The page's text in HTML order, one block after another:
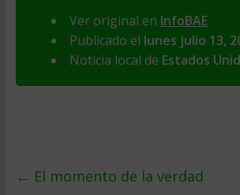
Ver original en InfoBAE
Publicado el lunes julio 13,
Noticia local de Estados
← El momento de la verdad